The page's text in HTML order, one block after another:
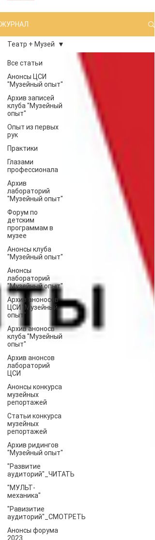
ЖУРНАЛ
Все статьи
Анонсы ЦСИ
"Музейный опыт"
Архив записей
клуба "Музейный
опыт"
Опыт из первых
рук
Практики
Глазами
профессионала
Архив
лабораторий
"Музейный опыт"
Форум по
детским
программам в
музее
Анонсы клуба
"Музейный опыт"
Анонсы
лабораторий
"Музейный опыт"
Архив аноносов
ЦСИ "Музейный
опыт"
Архив аноносв
клуба "Музейный
опыт"
Архив анонсов
лабораторий
ЦСИ
Анонсы конкурса
музейных
репортажей
Статьи конкурса
музейных
репортажей
Архив ридингов
"Музейный опыт"
"Развитие
аудиторий"_ЧИТАТЬ
"МУЛЬТ-
механика"
"Равизитие
аудиторий"_СМОТРЕТЬ
Анонсы форума
2023
Театр + Музей